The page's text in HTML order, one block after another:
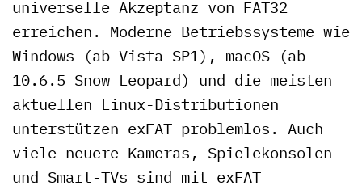
universelle Akzeptanz von FAT32
erreichen. Moderne Betriebssysteme wie
Windows (ab Vista SP1), macOS (ab
10.6.5 Snow Leopard) und die meisten
aktuellen Linux-Distributionen
unterstützen exFAT problemlos. Auch
viele neuere Kameras, Spielekonsolen
und Smart-TVs sind mit exFAT